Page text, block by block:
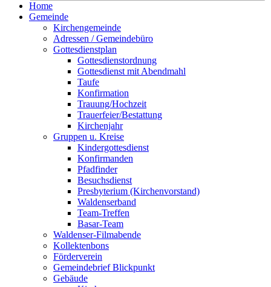
Home
Gemeinde
Kirchengemeinde
Adressen / Gemeindebüro
Gottesdienstplan
Gottesdienstordnung
Gottesdienst mit Abendmahl
Taufe
Konfirmation
Trauung/Hochzeit
Trauerfeier/Bestattung
Kirchenjahr
Gruppen u. Kreise
Kindergottesdienst
Konfirmanden
Pfadfinder
Besuchsdienst
Presbyterium (Kirchenvorstand)
Waldenserband
Team-Treffen
Basar-Team
Waldenser-Filmabende
Kollektenbons
Förderverein
Gemeindebrief Blickpunkt
Gebäude